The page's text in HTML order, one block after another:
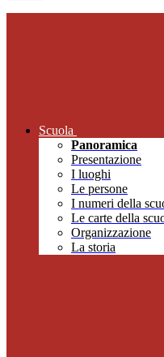
Scuola
Panoramica
Presentazione
I luoghi
Le persone
I numeri della
Le carte della
Organizzazione
La storia